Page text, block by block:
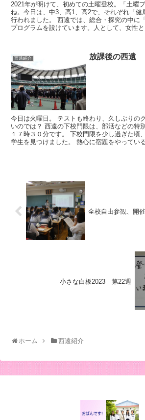
2021年が明けて、初めての土曜登校。「土曜
ね。今日は、中3、高1、高2で、それぞれ「健
行われました。 西遠では、総合・探究の中に
プログラムを設けています。人として、女性
西遠紹介 放課後の西遠
今日は火曜日。 テストも終わり、久しぶりの
いのでは？ 西遠の下校門限は、部活などの特
１７時３０分です。 下校門限を少し過ぎた頃
学生を見つけました。 熱心に宿題をやってい
全校自由参観、開催
小さな白板2023 第22週
ホーム 西遠紹介